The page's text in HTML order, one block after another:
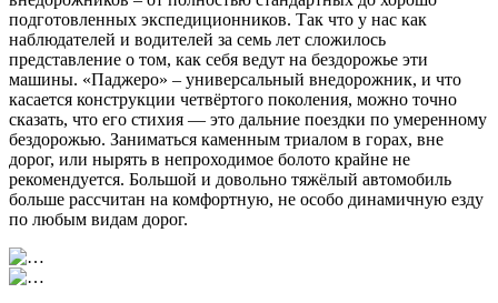
подготовленных экспедиционников. Так что у нас как
наблюдателей и водителей за семь лет сложилось
представление о том, как себя ведут на бездорожье эти
машины. «Паджеро» – универсальный внедорожник, и что
касается конструкции четвёртого поколения, можно точно
сказать, что его стихия — это дальние поездки по умеренному
бездорожью. Заниматься каменным триалом в горах, вне
дорог, или нырять в непроходимое болото крайне не
рекомендуется. Большой и довольно тяжёлый автомобиль
больше рассчитан на комфортную, не особо динамичную езду
по любым видам дорог.